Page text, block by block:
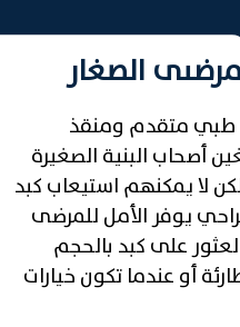
الصغار
طبي متقدم ومنقذ
أصحاب البنية الصغيرة
لا يمكنهم استيعاب كبد
يوفر الأمل للمرضى
على كبد بالحجم
أو عندما تكون خيارات